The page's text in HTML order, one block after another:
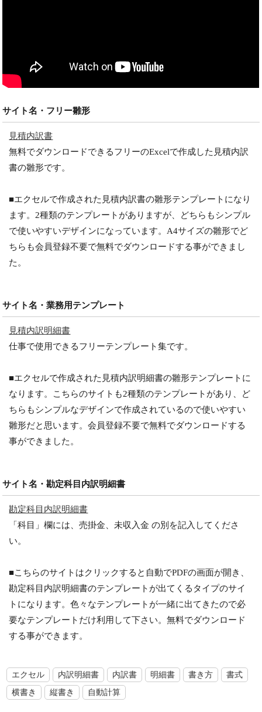
サイト名・フリー雛形
見積内訳書
無料でダウンロードできるフリーのExcelで作成した見積内訳
書の雛形です。
■エクセルで作成された見積内訳書の雛形テンプレートになり
ます。2種類のテンプレートがありますが、どちらもシンプル
で使いやすいデザインになっています。A4サイズの雛形でど
ちらも会員登録不要で無料でダウンロードする事ができまし
た。
サイト名・業務用テンプレート
見積内訳明細書
仕事で使用できるフリーテンプレート集です。
■エクセルで作成された見積内訳明細書の雛形テンプレートに
なります。こちらのサイトも2種類のテンプレートがあり、ど
ちらもシンプルなデザインで作成されているので使いやすい
雛形だと思います。会員登録不要で無料でダウンロードする
事ができました。
サイト名・勘定科目内訳明細書
勘定科目内訳明細書
「科目」欄には、売掛金、未収入金 の別を記入してくださ
い。
■こちらのサイトはクリックすると自動でPDFの画面が開き、
勘定科目内訳明細書のテンプレートが出てくるタイプのサイ
トになります。色々なテンプレートが一緒に出てきたので必
要なテンプレートだけ利用して下さい。無料でダウンロード
する事ができます。
エクセル 内訳明細書 内訳書 明細書 書き方
書式
横書き
縦書き 自動計算